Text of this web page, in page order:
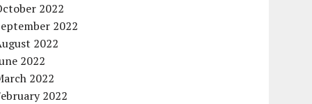
2022
2022
2022
2022
2022
2022